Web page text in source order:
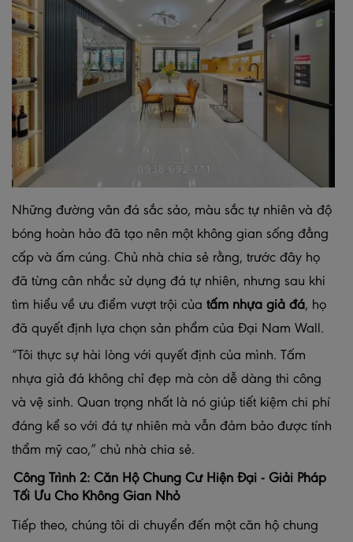
Những đường vân đá sắc sảo, màu sắc tự nhiên và độ
bóng hoàn hảo đã tạo nên một không gian sống đẳng
cấp và ấm cúng. Chủ nhà chia sẻ rằng, trước đây họ
đã từng cân nhắc sử dụng đá tự nhiên, nhưng sau khi
tìm hiểu về ưu điểm vượt trội của tấm nhựa giả đá, họ
đã quyết định lựa chọn sản phẩm của Đại Nam Wall.
“Tôi thực sự hài lòng với quyết định của mình. Tấm
nhựa giả đá không chỉ đẹp mà còn dễ dàng thi công
và vệ sinh. Quan trọng nhất là nó giúp tiết kiệm chi phí
đáng kể so với đá tự nhiên mà vẫn đảm bảo được tính
thẩm mỹ cao,” chủ nhà chia sẻ.
Công Trình 2: Căn Hộ Chung Cư Hiện Đại - Giải Pháp
Tối Ưu Cho Không Gian Nhỏ
Tiếp theo, chúng tôi di chuyển đến một căn hộ chung